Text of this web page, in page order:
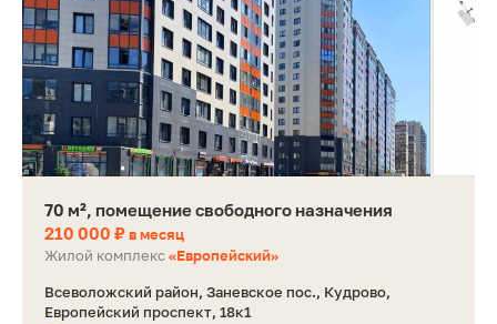
70 м², помещение свободного назначения
210 000 ₽в месяц
Жилой комплекс«Европейский»
Всеволожский район, Заневское пос., Кудрово,
Европейский проспект, 18к1